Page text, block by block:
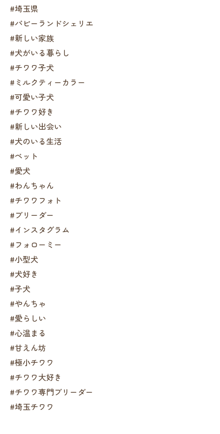
#埼玉県
#パピーランドシェリエ
#新しい家族
#犬がいる暮らし
#チワワ子犬
#ミルクティーカラー
#可愛い子犬
#チワワ好き
#新しい出会い
#犬のいる生活
#ペット
#愛犬
#わんちゃん
#チワワフォト
#ブリーダー
#インスタグラム
#フォローミー
#小型犬
#犬好き
#子犬
#やんちゃ
#愛らしい
#心温まる
#甘えん坊
#極小チワワ
#チワワ大好き
#チワワ専門ブリーダー
#埼玉チワワ